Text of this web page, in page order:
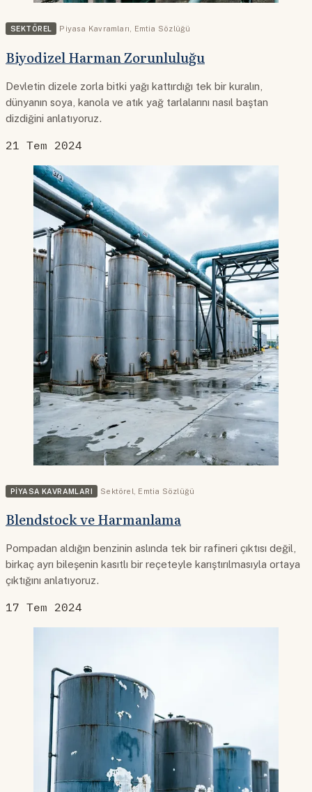
SEKTÖREL Piyasa Kavramları, Emtia Sözlüğü
Biyodizel Harman Zorunluluğu
Devletin dizele zorla bitki yağı kattırdığı tek bir kuralın,
dünyanın soya, kanola ve atık yağ tarlalarını nasıl baştan
dizdiğini anlatıyoruz.
21 Tem 2024
PIYASA KAVRAMLARI Sektörel Emtia Sözlüğü
Blendstock ve Harmanlama
Pompadan aldığın benzinin aslında tek bir rafineri çıktısı değil,
birkaç ayrı bileşenin kasıtlı bir reçeteyle karıştırılmasıyla ortaya
çıktığını anlatıyoruz.
17 Tem 2024